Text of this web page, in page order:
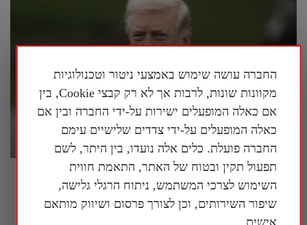
פרשן על המלחמה באיראן: "אסור לשכוח
שמטרתה של איראן היא להשתלט על העולם"
החברה עושה שימוש באמצעי ניטור וטכנולוגיות
מקוונות שונות, לרבות אך לא רק קבצי Cookie, בין
אם כאלה המופעלים ישירות על-ידי החברה ובין אם
כאלה המופעלים על-ידי צדדים שלישיים עימם
החברה פועלת. כלים אלה נועדו, בין היתר, לשם
תפעול תקין ובטוח של האתר, התאמת חווית
השימוש לצרכי המשתמש, ניתוח הרגלי גלישה,
שיפור השירותים, וכן לצורך פרסום ושיווק מותאם
אישית.